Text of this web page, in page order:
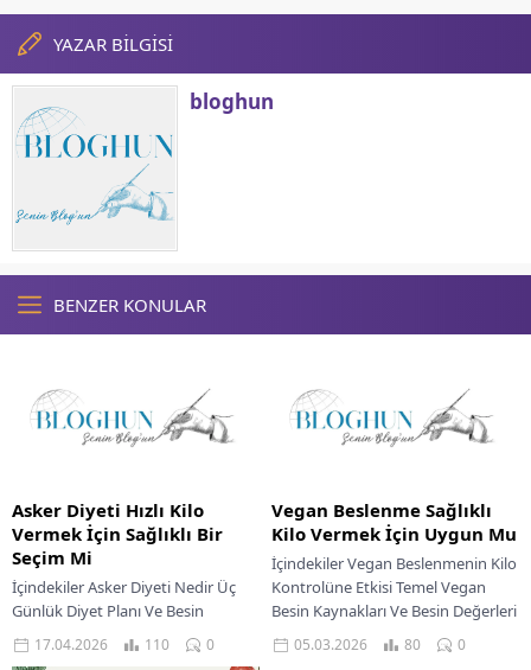
YAZAR BİLGİSİ
bloghun
BENZER KONULAR
Asker Diyeti Hızlı Kilo
Vermek İçin Sağlıklı Bir
Seçim Mi
İçindekiler Asker Diyeti Nedir Üç
Günlük Diyet Planı Ve Besin
Değerleri Birinci Gün İkinci Gün
Üçüncü Gün Asker Diyetinin Olası...
17.04.2026 110 0
Vegan Beslenme Sağlıklı
Kilo Vermek İçin Uygun Mu
İçindekiler Vegan Beslenmenin Kilo
Kontrolüne Etkisi Temel Vegan
Besin Kaynakları Ve Besin Değerleri
Baklagiller Tam Tahıllar Meyve Ve
Sebzeler Kuruyemişler...
05.03.2026 80 0